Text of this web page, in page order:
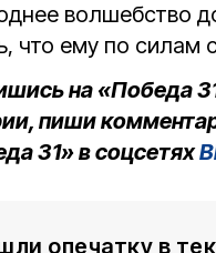
волшебство
что ему по силам
на «Победа
пиши
31» в соцсетях
опечатку в